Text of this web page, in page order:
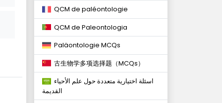
QCM de paléontologie
QCM de Paleontologia
Paläontologie MCQs
古生物学多项选择题（MCQs）
القديمة